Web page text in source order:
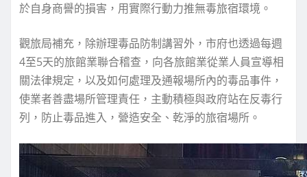
於自身商譽的損害，用實際行動力推無毒旅宿環境。
觀旅局補充，除辦理毒品防制講習外，市府也透過每週
4至5天的旅館業聯合稽查，向各旅館業從業人員宣導相
關法律規定，以及如何處理及通報場所內的毒品事件，
使業者善盡場所管理責任，主動積極與政府站在反毒行
列，防止毒品進入，營造安全、乾淨的旅宿場所。